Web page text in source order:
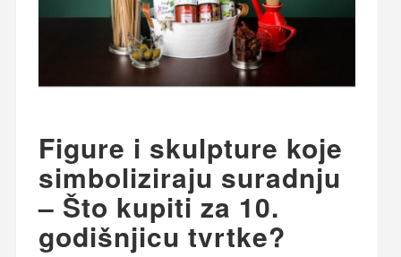
Figure i skulpture koje
simboliziraju suradnju
– Što kupiti za 10.
godišnjicu tvrtke?